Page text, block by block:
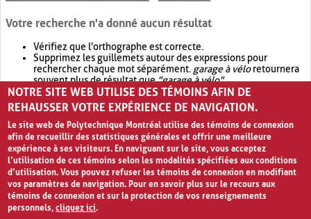
Votre recherche n'a donné aucun résultat
Vérifiez que l'orthographe est correcte.
Supprimez les guillemets autour des expressions pour
rechercher chaque mot séparément. garage à véloretournera
souvent plus de résultat que"garage à vélo".
Envisagez d'élargir votre recherche avec OR.garage OR vélo
retournera souvent plus de résultat quegarage à vélo
NOTRE SITE WEB UTILISE DES TÉMOINS AFIN DE
REHAUSSER VOTRE EXPÉRIENCE DE NAVIGATION.
Le site web de Polytechnique Montréal utilise des témoins de connexion
afin de recueillir des statistiques générales et offrir une meilleure
expérience à ses visiteurs. En naviguant sur le site, vous acceptez
l’utilisation de ces témoins selon les modalités spécifiées aux conditions
d’utilisation. Vous pouvez refuser les témoins de connexion en modifiant
vos paramètres de navigation. Pour en savoir plus sur le recours aux
témoins de connexion et sur la protection de vos renseignements
personnels,cliquez ici.